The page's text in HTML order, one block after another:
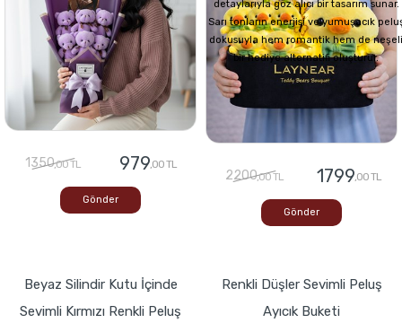
1350,00 TL 979,00 TL
Gönder
detaylarıyla göz alıcı bir tasarım sunar.
Sarı tonların enerjisi ve yumuşacık
dokusuyla hem romantik hem de neşeli
bir hediye alternatifi oluşturur.
2200,00 TL 1799,00 TL
Gönder
Beyaz Silindir Kutu İçinde
Sevimli Kırmızı Renkli Peluş
Renkli Düşler Sevimli Peluş
Ayıcık Buketi